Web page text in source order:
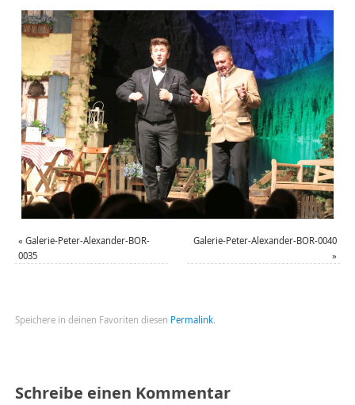
« Galerie-Peter-Alexander-BOR-
0035
Galerie-Peter-Alexander-BOR-0040
»
Speichere in deinen Favoriten diesen Permalink.
Schreibe einen Kommentar